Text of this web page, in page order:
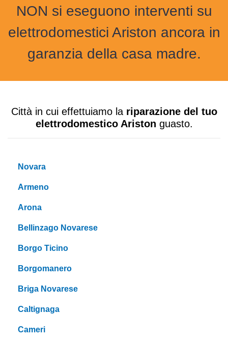
NON si eseguono interventi su
elettrodomestici Ariston ancora in
garanzia della casa madre.
Città in cui effettuiamo la riparazione del tuo
elettrodomestico Ariston guasto.
Novara
Armeno
Arona
Bellinzago Novarese
Borgo Ticino
Borgomanero
Briga Novarese
Caltignaga
Cameri